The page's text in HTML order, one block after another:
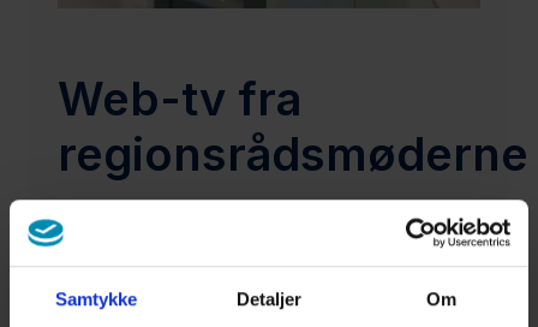
Samtykke Detaljer Om
Web-tv fra
regionsrådsmøderne
Følg med i de seneste beslutninger fra
Regionsrådet i vores web-tv portal. Du kan se
kan se eller gense tidligere møder i arkivet.